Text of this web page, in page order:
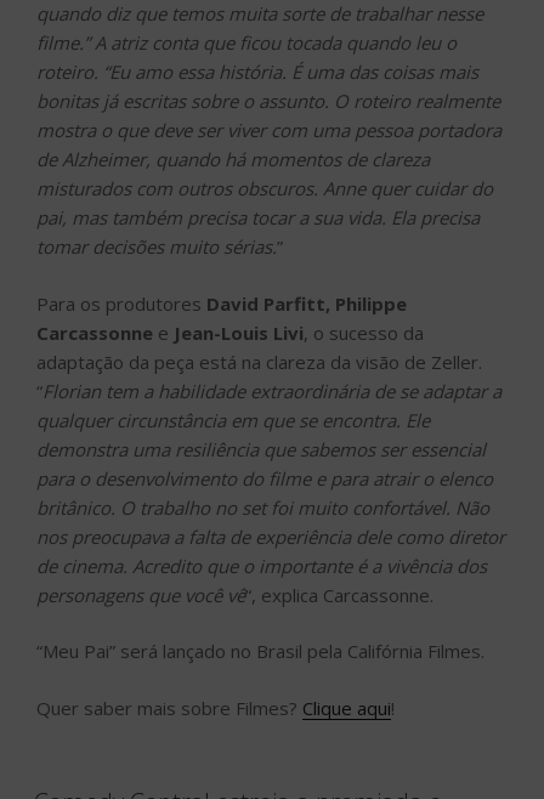
quando diz que temos muita sorte de trabalhar nesse
filme.” A atriz conta que ficou tocada quando leu o
roteiro. “Eu amo essa história. É uma das coisas mais
bonitas já escritas sobre o assunto. O roteiro realmente
mostra o que deve ser viver com uma pessoa portadora
de Alzheimer, quando há momentos de clareza
misturados com outros obscuros. Anne quer cuidar do
pai, mas também precisa tocar a sua vida. Ela precisa
tomar decisões muito sérias.”
Para os produtores David Parfitt, Philippe
Carcassonne e Jean-Louis Livi, o sucesso da
adaptação da peça está na clareza da visão de Zeller.
“Florian tem a habilidade extraordinária de se adaptar a
qualquer circunstância em que se encontra. Ele
demonstra uma resiliência que sabemos ser essencial
para o desenvolvimento do filme e para atrair o elenco
britânico. O trabalho no set foi muito confortável. Não
nos preocupava a falta de experiência dele como diretor
de cinema. Acredito que o importante é a vivência dos
personagens que você vê“, explica Carcassonne.
“Meu Pai” será lançado no Brasil pela Califórnia Filmes.
Quer saber mais sobre Filmes? Clique aqui!